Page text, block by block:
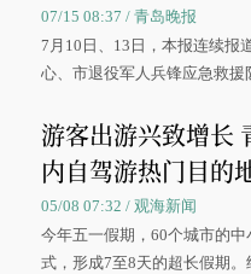
07/15 08:37 / 青岛晚报
7月10日、13日，本报连续报
心、市退役军人兵锋应急救
游客出游兴致增长
内自驾游热门目的
05/08 07:32 / 观海新闻
今年五一假期，60个城市的
式，形成7至8天的超长假期。